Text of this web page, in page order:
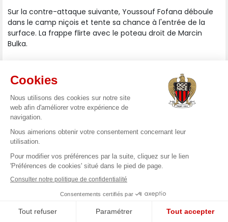
Sur la contre-attaque suivante, Youssouf Fofana déboule
dans le camp niçois et tente sa chance à l'entrée de la
surface. La frappe flirte avec le poteau droit de Marcin
Bulka.
La tête de Laborde !
Trouvé entre les lignes, Laborde décale Diop sur la gauche.
Le milieu offensif se remet sur son pied droit et centre
dans la surface pour retrouver son compère de l'attaque
dont la reprise de la tête est captée par Köhn.
21